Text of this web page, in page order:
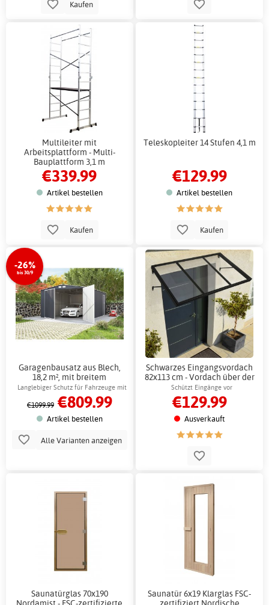
Kaufen
Multileiter mit
Arbeitsplattform - Multi-
Bauplattform 3,1 m
€339.99
Artikel bestellen
Kaufen
Teleskopleiter 14 Stufen 4,1 m
€129.99
Artikel bestellen
Kaufen
-26%
bis 30/9
Garagenbausatz aus Blech,
18,2 m², mit breitem
Garagentor und Seitentür
Langlebiger Schutz für Fahrzeuge mit
Stahlblechen
€1099.99 €809.99
Artikel bestellen
Alle Varianten anzeigen
Schwarzes Eingangsvordach
82x113 cm - Vordach über der
Tür aus Polycarbonat
Schützt Eingänge vor
Witterungseinflüssen, 5 Jahre Garantie
€129.99
Ausverkauft
Saunatürglas 70x190
Nordamist - FSC-zertifizierte
Saunatür 6x19 Klarglas FSC-
zertifiziert Nordische